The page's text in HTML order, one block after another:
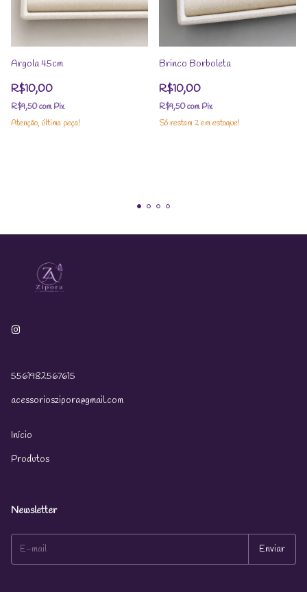
Argola 45cm
R$10,00
R$9,50com Pix
Atenção, última peça!
Brinco Borboleta
R$10,00
R$9,50com Pix
Só restam2em estoque!
5561982567615
acessorioszipora@gmail.com
Início
Produtos
Newsletter